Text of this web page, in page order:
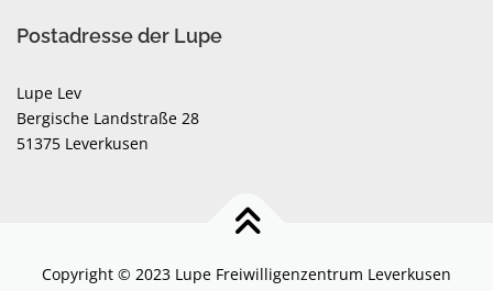
Postadresse der Lupe
Lupe Lev
Bergische Landstraße 28
51375 Leverkusen
Copyright © 2023 Lupe Freiwilligenzentrum Leverkusen